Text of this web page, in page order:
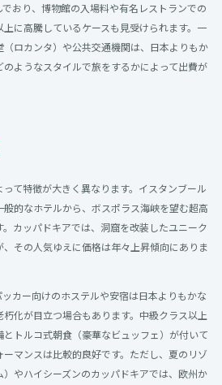
おり、博物館の入場料や有名レストランでの
に高騰しているケースも見受けられます。一
ロカンタ）や公共交通機関は、日本よりもか
ようなスタイルで旅をするかによって出費が
て特徴が大きく異なります。イスタンブール
的なホテルから、ボスポラス海峡を望む超高
カッパドキアでは、洞窟を改装したユニーク
その人気ゆえに価格は年々上昇傾向にありま
カー向けのホステルや安宿は日本よりもかな
化が目立つ場合もあります。中級クラス以上
トルコ式朝食（豪華なビュッフェ）が付いて
マンスは比較的良好です。ただし、夏のリゾ
やハイシーズンのカッパドキアでは、欧州か